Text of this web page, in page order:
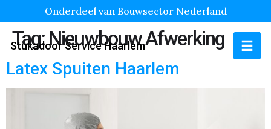
Onderdeel van Bouwsector Nederland
Stukadoor Service Haarlem
Tag:Nieuwbouw Afwerking
Latex Spuiten Haarlem